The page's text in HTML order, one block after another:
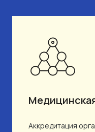
Аккредитация